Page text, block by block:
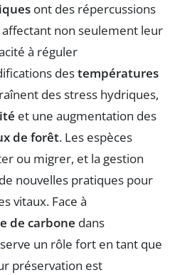
ont des répercussions
affectant non seulement leur
à réguler
destempératures
des stress hydriques,
et une augmentation des
de forêt. Les espèces
ou migrer, et la gestion
nouvelles pratiques pour
vitaux. Face à
de carbone dans
un rôle fort en tant que
préservation est